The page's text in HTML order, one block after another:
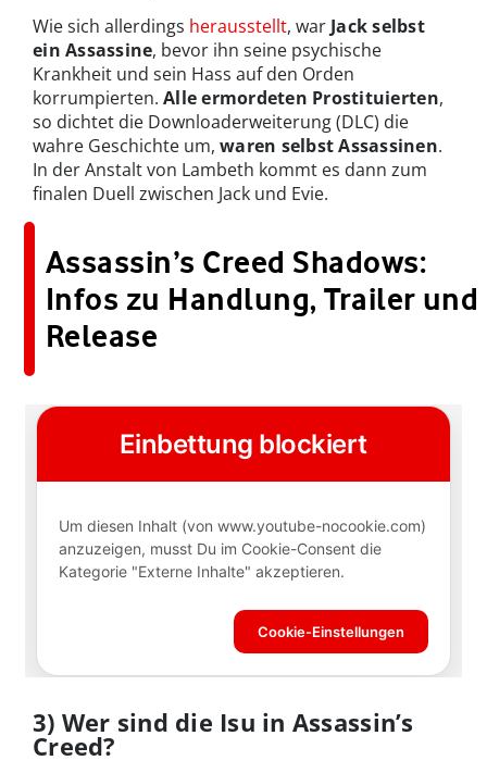
Wie sich allerdings herausstellt, war Jack selbst
ein Assassine, bevor ihn seine psychische
Krankheit und sein Hass auf den Orden
korrumpierten. Alle ermordeten Prostituierten,
so dichtet die Downloaderweiterung (DLC) die
wahre Geschichte um, waren selbst Assassinen.
In der Anstalt von Lambeth kommt es dann zum
finalen Duell zwischen Jack und Evie.
Assassin’s Creed Shadows:
Infos zu Handlung, Trailer und
Release
3) Wer sind die Isu in Assassin’s
Creed?